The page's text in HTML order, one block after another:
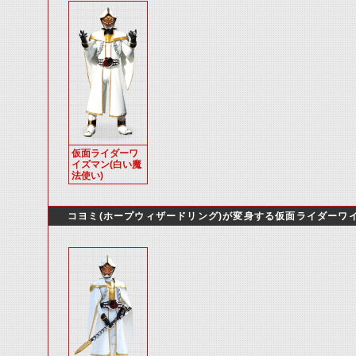
仮面ライダーワ
イズマン(白い魔
法使い)
コヨミ(ホープウィザードリング)が変身する仮面ライダーワ